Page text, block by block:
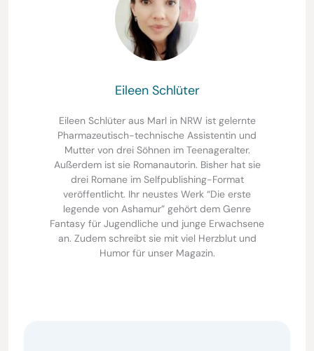
Eileen Schlüter
Eileen Schlüter aus Marl in NRW ist gelernte
Pharmazeutisch-technische Assistentin und
Mutter von drei Söhnen im Teenageralter.
Außerdem ist sie Romanautorin. Bisher hat sie
drei Romane im Selfpublishing-Format
veröffentlicht. Ihr neustes Werk “Die erste
legende von Ashamur” gehört dem Genre
Fantasy für Jugendliche und junge Erwachsene
an. Zudem schreibt sie mit viel Herzblut und
Humor für unser Magazin.